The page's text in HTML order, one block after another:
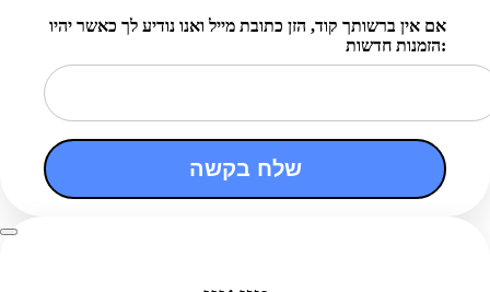
אם אין ברשותך קוד, הזן כתובת מייל ואנו נודיע לך כאשר יהיו
הזמנות חדשות:
שלח בקשה